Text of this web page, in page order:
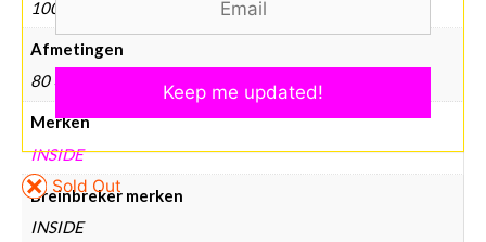
100 g
Afmetingen
80 × 80 × 80 mm
Merken
INSIDE
Breinbreker merken
INSIDE
Sold Out